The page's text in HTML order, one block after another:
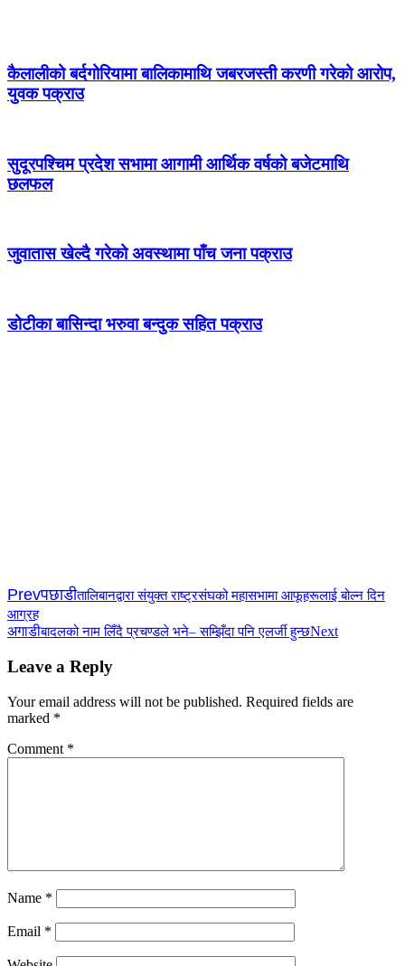
कैलालीको बर्दगोरियामा बालिकामाथि जबरजस्ती करणी गरेको आरोप,
युवक पक्राउ
सुदूरपश्चिम प्रदेश सभामा आगामी आर्थिक वर्षको बजेटमाथि
छलफल
जुवातास खेल्दै गरेको अवस्थामा पाँच जना पक्राउ
डोटीका बासिन्दा भरुवा बन्दुक सहित पक्राउ
Prevपछाडीतालिबानद्वारा संयुक्त राष्ट्रसंघको महासभामा आफूहरूलाई बोल्न दिन
आग्रह
अगाडीबादलको नाम लिँदै प्रचण्डले भने– सम्झिँदा पनि एलर्जी हुन्छNext
Leave a Reply
Your email address will not be published. Required fields are
marked *
Comment *
Name *
Email *